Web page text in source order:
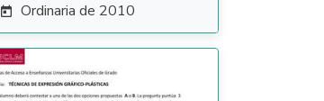
 Ordinaria de 2010